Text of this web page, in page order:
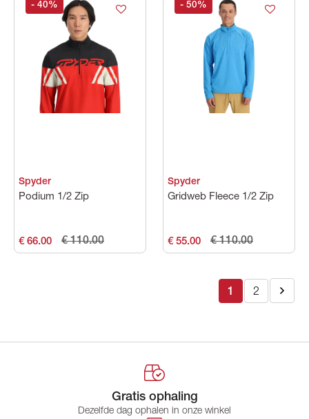
Spyder
Podium 1/2 Zip
€ 66.00 € 110.00
- 40%
Spyder
Gridweb Fleece 1/2 Zip
€ 55.00 € 110.00
- 50%
1 2
Gratis ophaling
Dezelfde dag ophalen in onze winkel